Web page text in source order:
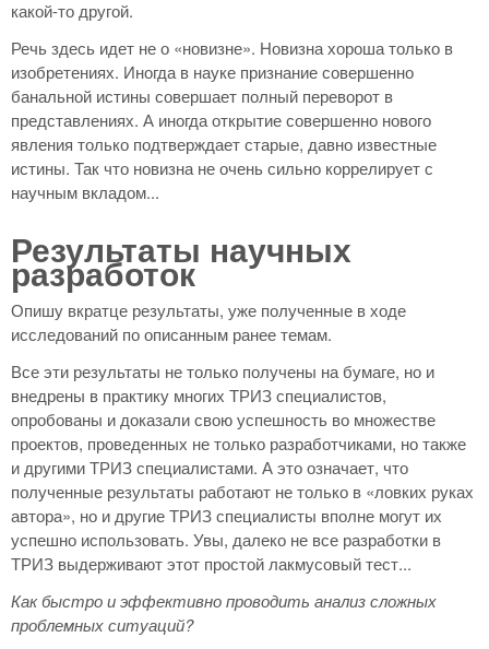
какой-то другой.
Речь здесь идет не о «новизне». Новизна хороша только в
изобретениях. Иногда в науке признание совершенно
банальной истины совершает полный переворот в
представлениях. А иногда открытие совершенно нового
явления только подтверждает старые, давно известные
истины. Так что новизна не очень сильно коррелирует с
научным вкладом...
Результаты научных
разработок
Опишу вкратце результаты, уже полученные в ходе
исследований по описанным ранее темам.
Все эти результаты не только получены на бумаге, но и
внедрены в практику многих ТРИЗ специалистов,
опробованы и доказали свою успешность во множестве
проектов, проведенных не только разработчиками, но также
и другими ТРИЗ специалистами. А это означает, что
полученные результаты работают не только в «ловких руках
автора», но и другие ТРИЗ специалисты вполне могут их
успешно использовать. Увы, далеко не все разработки в
ТРИЗ выдерживают этот простой лакмусовый тест...
Как быстро и эффективно проводить анализ сложных
проблемных ситуаций?